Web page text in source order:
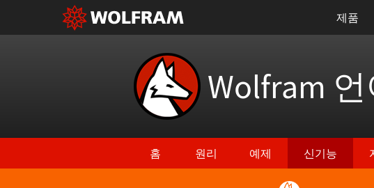
제품
Wolfram 언
홈 원리 예제 신기능